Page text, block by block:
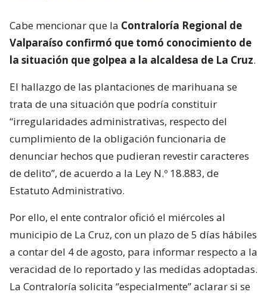
Cabe mencionar que la Contraloría Regional de
Valparaíso confirmó que tomó conocimiento de
la situación que golpea a la alcaldesa de La Cruz.
El hallazgo de las plantaciones de marihuana se
trata de una situación que podría constituir
“irregularidades administrativas, respecto del
cumplimiento de la obligación funcionaria de
denunciar hechos que pudieran revestir caracteres
de delito”, de acuerdo a la Ley N.º 18.883, de
Estatuto Administrativo.
Por ello, el ente contralor ofició el miércoles al
municipio de La Cruz, con un plazo de 5 días hábiles
a contar del 4 de agosto, para informar respecto a la
veracidad de lo reportado y las medidas adoptadas.
La Contraloría solicita “especialmente” aclarar si se